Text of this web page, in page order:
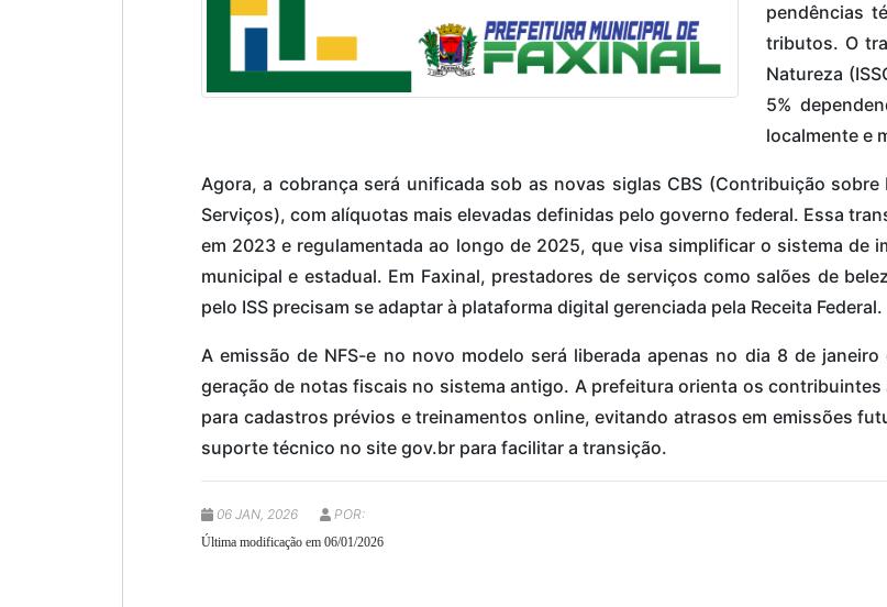
pendências
tributos. O
Natureza
5%
localmente e
Agora, a cobrança será unificada sob as novas siglas CBS (Contribuição
Serviços), com alíquotas mais elevadas definidas pelo governo federal. Essa
em 2023 e regulamentada ao longo de 2025, que visa simplificar o sistema de
municipal e estadual. Em Faxinal, prestadores de serviços como salões de
pelo ISS precisam se adaptar à plataforma digital gerenciada pela Receita Federal.
A emissão de NFS-e no novo modelo será liberada apenas no dia 8 de
geração de notas fiscais no sistema antigo. A prefeitura orienta os contribuintes
para cadastros prévios e treinamentos online, evitando atrasos em emissões
suporte técnico no site gov.br para facilitar a transição.
06 JAN, 2026 POR:
Última modificação em 06/01/2026